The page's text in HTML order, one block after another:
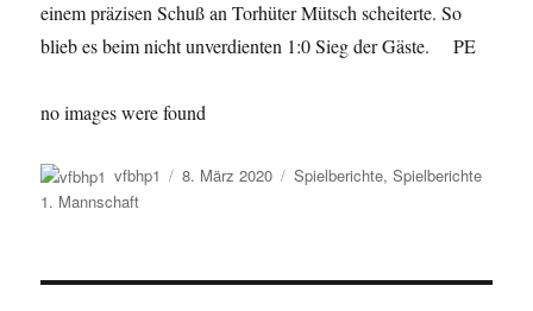
einem präzisen Schuß an Torhüter Mütsch scheiterte. So
blieb es beim nicht unverdienten 1:0 Sieg der Gäste. PE
no images were found
Autor
vfbhp1
Veröffentlicht
8. März 2020 Kategorien
Spielberichte,Spielberichte
1. Mannschaft